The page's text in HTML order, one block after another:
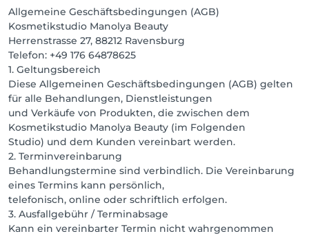
Allgemeine Geschäftsbedingungen (AGB)
Kosmetikstudio Manolya Beauty
Herrenstrasse 27, 88212 Ravensburg
Telefon: +49 176 64878625
1. Geltungsbereich
Diese Allgemeinen Geschäftsbedingungen (AGB) gelten
für alle Behandlungen, Dienstleistungen
und Verkäufe von Produkten, die zwischen dem
Kosmetikstudio Manolya Beauty (im Folgenden
Studio) und dem Kunden vereinbart werden.
2. Terminvereinbarung
Behandlungstermine sind verbindlich. Die Vereinbarung
eines Termins kann persönlich,
telefonisch, online oder schriftlich erfolgen.
3. Ausfallgebühr / Terminabsage
Kann ein vereinbarter Termin nicht wahrgenommen